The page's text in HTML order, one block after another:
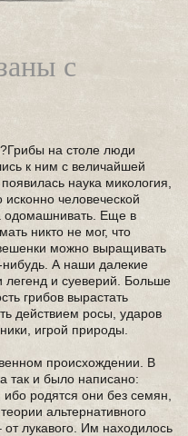
с
Грибы на столе люди
к ним с величайшей
наука микология,
человеческой
одомашнивать. Еще в
никто не мог, что
можно выращивать
нибудь. А наши далекие
легенд и суеверий. Больше
грибов вырастать
действием росы, ударов
игрой природы.
происхождении. В
так и было написано:
родятся они без семян,
альтернативного
лукавого. Им находилось